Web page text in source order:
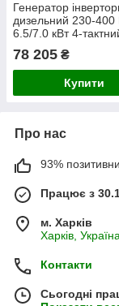
Генератор
дизельний 230-400
6.5/7.0 кВт 4-
електрозапуск
(5713461)
78 205 ₴
Купити
Про нас
93%
Працює з
м. Харків
Харків,
Контакти
Сьогодні